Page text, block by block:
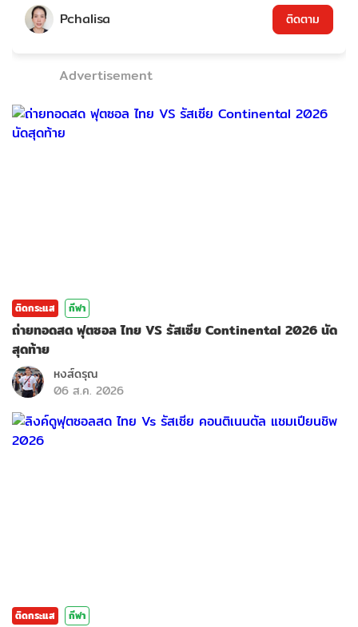
Pchalisa ติดตาม
Advertisement
ติดกระแส กีฬา
ถ่ายทอดสด ฟุตซอล ไทย VS รัสเซีย Continental 2026 นัด
สุดท้าย
หงส์ดรุณ
06 ส.ค. 2026
ติดกระแส กีฬา